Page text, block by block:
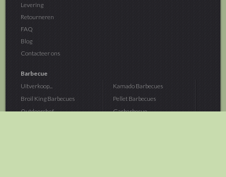
Levering
Retourneren
FAQ
Blog
Contacteer ons
Barbecue
Uitverkoop...
Broil King Barbecues
Outdoorchef...
Kamado Barbecues
Pellet Barbecues
Gasbarbecue